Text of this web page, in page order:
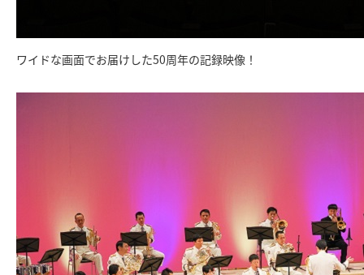
ワイドな画面でお届けした50周年の記録映像！